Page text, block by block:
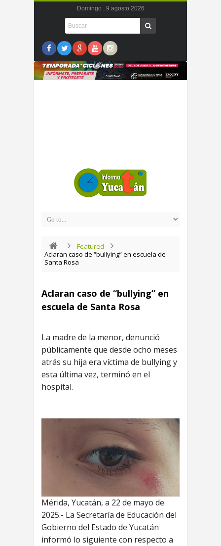
Domingo , 9 agosto 2026
Featured
Aclaran caso de “bullying” en escuela de
Santa Rosa
Aclaran caso de “bullying” en
escuela de Santa Rosa
La madre de la menor, denunció
públicamente que desde ocho meses
atrás su hija era víctima de bullying y
esta última vez, terminó en el
hospital.
Mérida, Yucatán, a 22 de mayo de
2025.- La Secretaría de Educación del
Gobierno del Estado de Yucatán
informó lo siguiente con respecto a